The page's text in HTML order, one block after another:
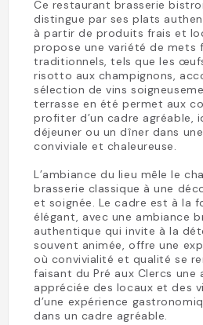
Ce restaurant brasserie
distingue par ses plats
à partir de produits frais et
propose une variété de mets
traditionnels, tels que les
risotto aux champignons,
sélection de vins
terrasse en été permet aux
profiter d’un cadre agréable,
déjeuner ou un dîner dans
conviviale et chaleureuse.
L’ambiance du lieu mêle le
brasserie classique à une
et soignée. Le cadre est à la
élégant, avec une ambiance
authentique qui invite à la
souvent animée, offre une
où convivialité et qualité se
faisant du Pré aux Clercs une
appréciée des locaux et des
d’une expérience
dans un cadre agréable.